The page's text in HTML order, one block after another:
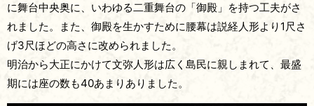
に舞台中央奥に、いわゆる二重舞台の「御殿」を持つ工夫がさ
れました。また、御殿を生かすために腰幕は説経人形より1尺さ
げ3尺ほどの高さに改められました。
明治から大正にかけて文弥人形は広く島民に親しまれて、最盛
期には座の数も40あまりありました。